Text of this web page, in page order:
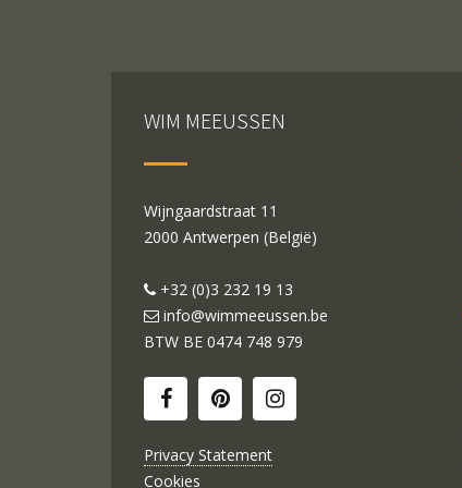
WIM MEEUSSEN
Wijngaardstraat 11
2000 Antwerpen (België)
+32 (0)3 232 19 13
info@wimmeeussen.be
BTW BE 0474 748 979
Privacy Statement
Cookies